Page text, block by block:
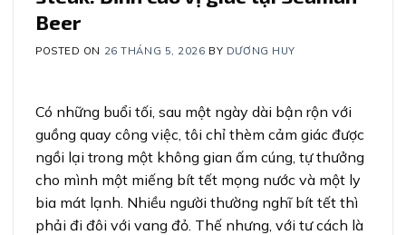
Beer
POSTED ON 26 THÁNG 5, 2026 BY DƯƠNG HUY
Có những buổi tối, sau một ngày dài bận rộn với
guồng quay công việc, tôi chỉ thèm cảm giác được
ngồi lại trong một không gian ấm cúng, tự thưởng
cho mình một miếng bít tết mọng nước và một ly
bia mát lạnh. Nhiều người thường nghĩ bít tết thì
phải đi đôi với vang đỏ. Thế nhưng, với tư cách là